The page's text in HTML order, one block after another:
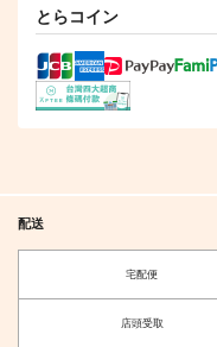
とらコイン
配送
宅配便
店頭受取